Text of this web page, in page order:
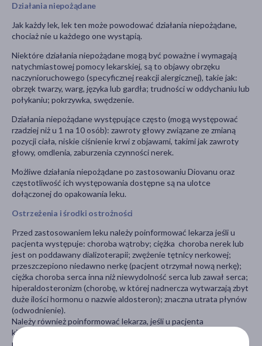
Działania niepożądane
Jak każdy lek, lek ten może powodować działania niepożądane,
chociaż nie u każdego one wystąpią.
Niektóre działania niepożądane mogą być poważne i wymagają
natychmiastowej pomocy lekarskiej, są to objawy obrzęku
naczynioruchowego (specyficznej reakcji alergicznej), takie jak:
obrzęk twarzy, warg, języka lub gardła; trudności w oddychaniu lub
połykaniu; pokrzywka, swędzenie.
Działania niepożądane występujące często (mogą występować
rzadziej niż u 1 na 10 osób): zawroty głowy związane ze zmianą
pozycji ciała, niskie ciśnienie krwi z objawami, takimi jak zawroty
głowy, omdlenia, zaburzenia czynności nerek.
Możliwe działania niepożądane po zastosowaniu Diovanu oraz
częstotliwość ich występowania dostępne są na ulotce
dołączonej do opakowania leku.
Ostrzeżenia i środki ostrożności
Przed zastosowaniem leku należy poinformować lekarza jeśli u
pacjenta występuje: choroba wątroby; ciężka choroba nerek lub
jest on poddawany dializoterapii; zwężenie tętnicy nerkowej;
przeszczepiono niedawno nerkę (pacjent otrzymał nową nerkę);
ciężka choroba serca inna niż niewydolność serca lub zawał serca;
hiperaldosteronizm (chorobę, w której nadnercza wytwarzają zbyt
duże ilości hormonu o nazwie aldosteron); znaczna utrata płynów
(odwodnienie).
Należy również poinformować lekarza, jeśli u pacjenta
kiedykolwiek wystąpił obrzęk języka i twarzy, spowodowany
reakcją alergiczną, nazywaną obrzękiem naczynioruchowym, po